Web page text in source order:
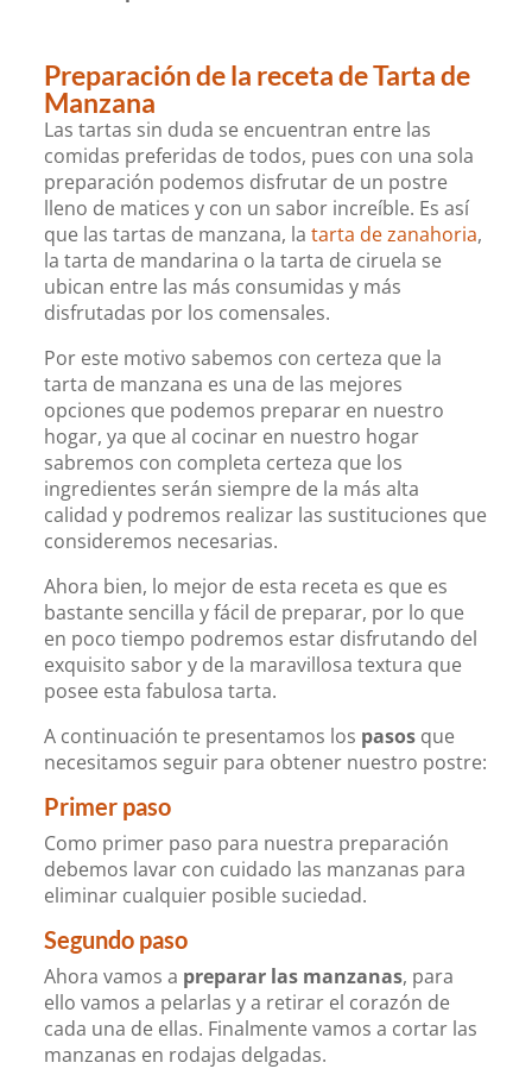
Preparación de la receta de Tarta de
Manzana
Las tartas sin duda se encuentran entre las
comidas preferidas de todos, pues con una sola
preparación podemos disfrutar de un postre
lleno de matices y con un sabor increíble. Es así
que las tartas de manzana, latarta de zanahoria,
la tarta de mandarina o la tarta de ciruela se
ubican entre las más consumidas y más
disfrutadas por los comensales.
Por este motivo sabemos con certeza que la
tarta de manzana es una de las mejores
opciones que podemos preparar en nuestro
hogar, ya que al cocinar en nuestro hogar
sabremos con completa certeza que los
ingredientes serán siempre de la más alta
calidad y podremos realizar las sustituciones que
consideremos necesarias.
Ahora bien, lo mejor de esta receta es que es
bastante sencilla y fácil de preparar, por lo que
en poco tiempo podremos estar disfrutando del
exquisito sabor y de la maravillosa textura que
posee esta fabulosa tarta.
A continuación te presentamos los pasos que
necesitamos seguir para obtener nuestro postre:
Primer paso
Como primer paso para nuestra preparación
debemos lavar con cuidado las manzanas para
eliminar cualquier posible suciedad.
Segundo paso
Ahora vamos a preparar las manzanas, para
ello vamos a pelarlas y a retirar el corazón de
cada una de ellas. Finalmente vamos a cortar las
manzanas en rodajas delgadas.